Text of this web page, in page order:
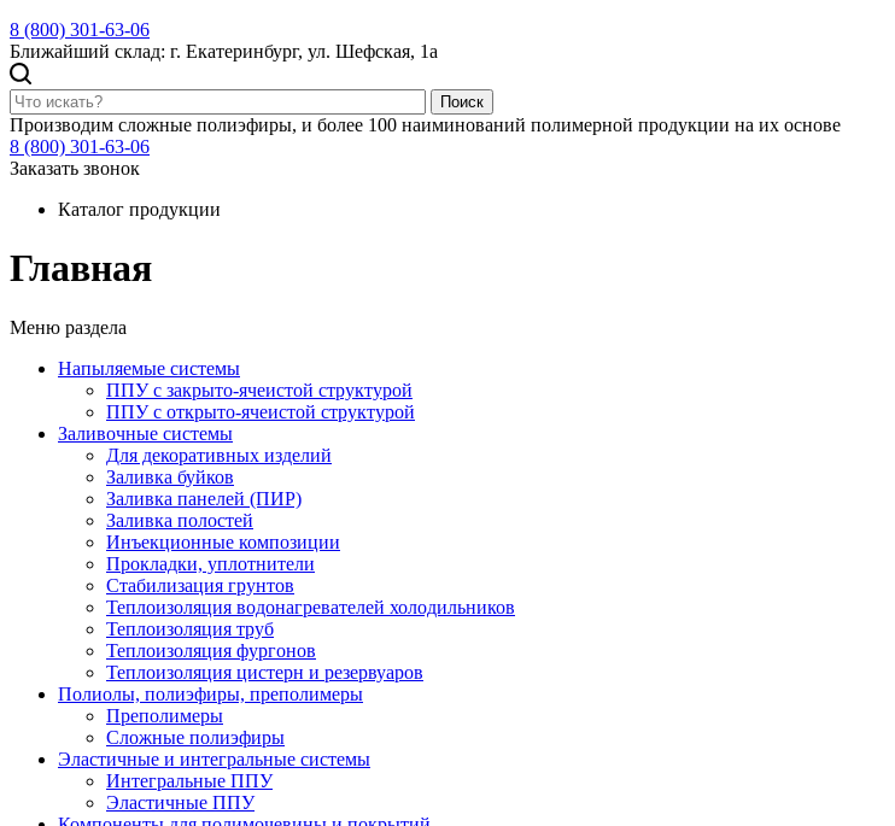
8 (800) 301-63-06
Ближайший склад: г. Екатеринбург, ул. Шефская, 1а
Поиск
Производим сложные полиэфиры, и более 100 наиминований полимерной продукции на их основе
8 (800) 301-63-06
Заказать звонок
Каталог продукции
Главная
Меню раздела
Напыляемые системы
ППУ с закрыто-ячеистой структурой
ППУ с открыто-ячеистой структурой
Заливочные системы
Для декоративных изделий
Заливка буйков
Заливка панелей (ПИР)
Заливка полостей
Инъекционные композиции
Прокладки, уплотнители
Стабилизация грунтов
Теплоизоляция водонагревателей холодильников
Теплоизоляция труб
Теплоизоляция фургонов
Теплоизоляция цистерн и резервуаров
Полиолы, полиэфиры, преполимеры
Преполимеры
Сложные полиэфиры
Эластичные и интегральные системы
Интегральные ППУ
Эластичные ППУ